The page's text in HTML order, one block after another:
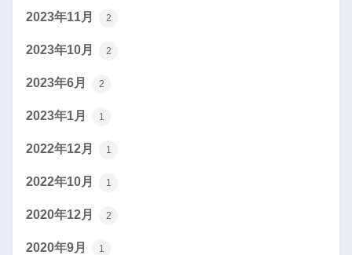
2023年11月 2
2023年10月 2
2023年6月 2
2023年1月 1
2022年12月 1
2022年10月 1
2020年12月 2
2020年9月 1